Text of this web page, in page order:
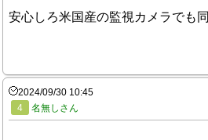
安心しろ米国産の監視カメラでも
2024/09/30 10:45
4
名無しさん